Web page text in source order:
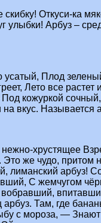
Откуси-ка
улыбки! Арбуз –
усатый, Плод
Лето все растет
кожуркой
вкус. Называется
хрустящее
Это же чудо, притом
лиманский арбуз!
С жемчугом
вобравший,
Там, где
с мороза, —